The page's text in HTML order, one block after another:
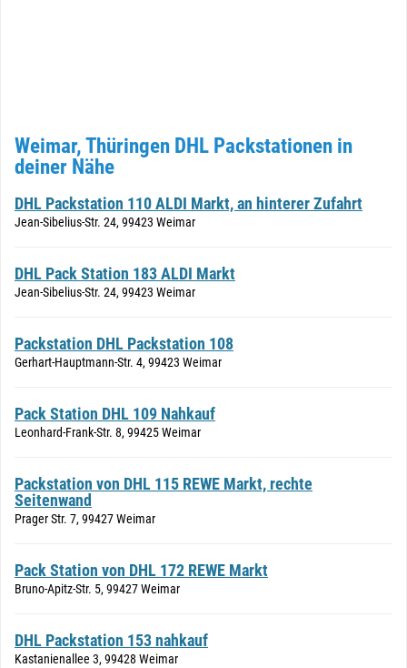
Weimar, Thüringen DHL Packstationen in
deiner Nähe
DHL Packstation 110 ALDI Markt, an hinterer Zufahrt
Jean-Sibelius-Str. 24, 99423 Weimar
DHL Pack Station 183 ALDI Markt
Jean-Sibelius-Str. 24, 99423 Weimar
Packstation DHL Packstation 108
Gerhart-Hauptmann-Str. 4, 99423 Weimar
Pack Station DHL 109 Nahkauf
Leonhard-Frank-Str. 8, 99425 Weimar
Packstation von DHL 115 REWE Markt, rechte
Seitenwand
Prager Str. 7, 99427 Weimar
Pack Station von DHL 172 REWE Markt
Bruno-Apitz-Str. 5, 99427 Weimar
DHL Packstation 153 nahkauf
Kastanienallee 3, 99428 Weimar